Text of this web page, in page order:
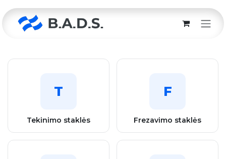
T
Tekinimo staklės
F
Frezavimo staklės